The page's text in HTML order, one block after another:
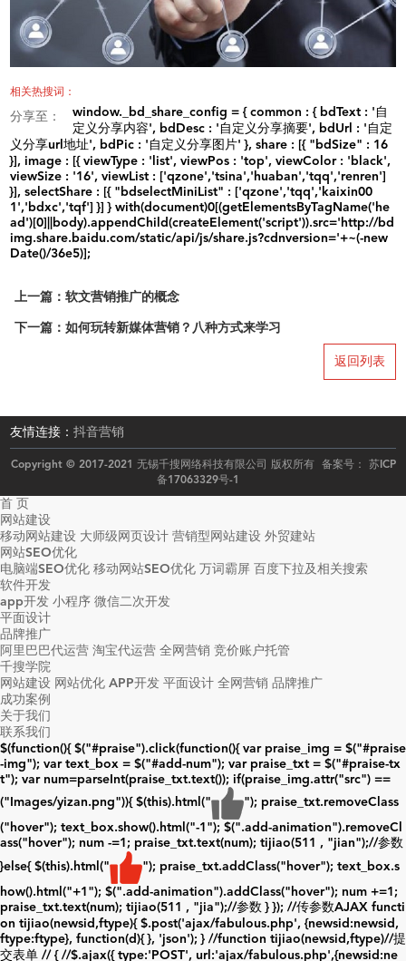
相关热搜词：
分享至：
window._bd_share_config = { common : { bdText : '自
定义分享内容', bdDesc : '自定义分享摘要', bdUrl : '自定
义分享url地址', bdPic : '自定义分享图片' }, share : [{ "bdSize" : 16
}], image : [{ viewType : 'list', viewPos : 'top', viewColor : 'black',
viewSize : '16', viewList : ['qzone','tsina','huaban','tqq','renren']
}], selectShare : [{ "bdselectMiniList" : ['qzone','tqq','kaixin00
1','bdxc','tqf'] }] } with(document)0[(getElementsByTagName('he
ad')[0]||body).appendChild(createElement('script')).src='http://bd
img.share.baidu.com/static/api/js/share.js?cdnversion='+~(-new
Date()/36e5)];
上一篇：软文营销推广的概念
下一篇：如何玩转新媒体营销？八种方式来学习
返回列表
友情连接：抖音营销
Copyright © 2017-2021 无锡千搜网络科技有限公司 版权所有 备案号： 苏ICP
备17063329号-1
首 页
网站建设
移动网站建设 大师级网页设计 营销型网站建设 外贸建站
网站SEO优化
电脑端SEO优化 移动网站SEO优化 万词霸屏 百度下拉及相关搜索
软件开发
app开发 小程序 微信二次开发
平面设计
品牌推广
阿里巴巴代运营 淘宝代运营 全网营销 竞价账户托管
千搜学院
网站建设 网站优化 APP开发 平面设计 全网营销 品牌推广
成功案例
关于我们
联系我们
$(function(){ $("#praise").click(function(){ var praise_img = $("#praise
-img"); var text_box = $("#add-num"); var praise_txt = $("#praise-tx
t"); var num=parseInt(praise_txt.text()); if(praise_img.attr("src") ==
("Images/yizan.png")){ $(this).html("
"); praise_txt.removeClass
("hover"); text_box.show().html("-1"); $(".add-animation").removeCl
ass("hover"); num -=1; praise_txt.text(num); tijiao(511 , "jian");//参数
}else{ $(this).html("
"); praise_txt.addClass("hover"); text_box.s
how().html("+1"); $(".add-animation").addClass("hover"); num +=1;
praise_txt.text(num); tijiao(511 , "jia");//参数 } }); //传参数AJAX functi
on tijiao(newsid,ftype){ $.post('ajax/fabulous.php', {newsid:newsid,
ftype:ftype}, function(d){ }, 'json'); } //function tijiao(newsid,ftype)//提
交表单 // { //$.ajax({ type:'POST', url:'ajax/fabulous.php',{newsid:ne